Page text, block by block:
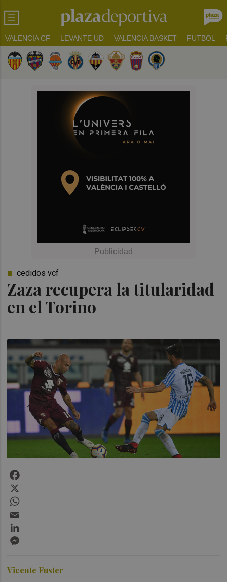
VALENCIA CF LEVANTE UD VALENCIA BASKET FUTBOL
Zaza recupera la titularidad
en el Torino
cedidos vcf
Vicente Fuster